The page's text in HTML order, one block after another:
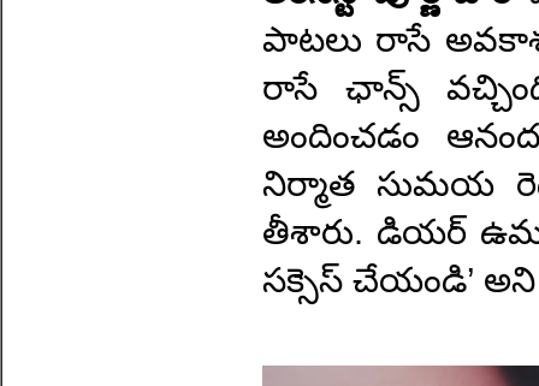
పాటలు రాసే
రాసే ఛాన్స్
అందించడం
నిర్మాత సుమయ
తీశారు. డియర్ ఉమ
సక్సెస్ చేయండి’